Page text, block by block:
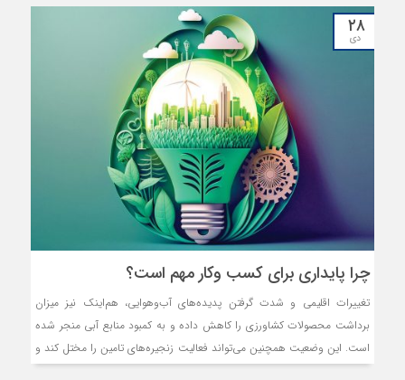
ریشه‌های اقتصادی نهفته در ارتباطات و رفتارهای اجتماعی است که توجه به
مسوولیت اجتماعی و مسوولیت اجتماعی شرکت‌ها یا بنگاه‌ها را حائز اهمیت
۲۸
دی
چرا پایداری برای کسب‌ و‌کار مهم است؟
تغییرات اقلیمی و شدت گرفتن پدیده‌‌‌های آب‌‌‌وهوایی، هم‌‌‌اینک نیز میزان
برداشت محصولات کشاورزی را کاهش داده و به کمبود منابع آبی منجر شده
است. این وضعیت همچنین می‌تواند فعالیت زنجیره‌‌‌های تامین را مختل کند و
قیمت مواد اولیه را افزایش دهد. بدون یک سیاره سالم، نمی‌توان کسب‌و‌کاری